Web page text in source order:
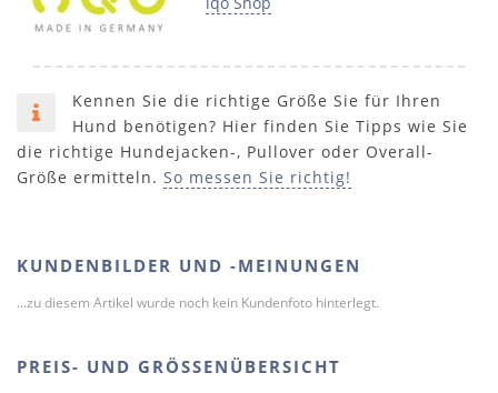
Kennen Sie die richtige Größe Sie für Ihren
Hund benötigen? Hier finden Sie Tipps wie Sie
die richtige Hundejacken-, Pullover oder Overall-
Größe ermitteln. So messen Sie richtig!
KUNDENBILDER UND -MEINUNGEN
...zu diesem Artikel wurde noch kein Kundenfoto hinterlegt.
PREIS- UND GRÖSSENÜBERSICHT